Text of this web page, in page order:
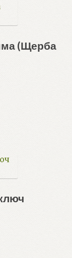
(Щерба